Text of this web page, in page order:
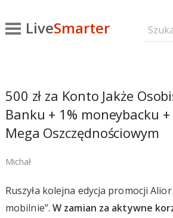
LiveSmarter
500 zł za Konto Jakże
Banku + 1% moneybacku
Mega Oszczędnościowym
Michał
Ruszyła kolejna edycja promocji
mobilnie”.W zamian za aktywne